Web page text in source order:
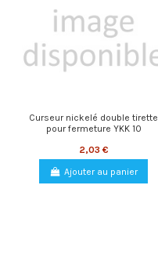
Curseur nickelé double tirette
pour fermeture YKK 10
2,03 €
Ajouter au panier